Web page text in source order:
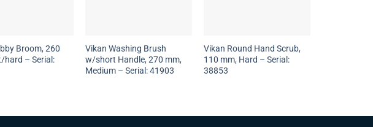
Broom, 260
hard – Serial:
Vikan Washing Brush
w/short Handle, 270 mm,
Medium – Serial: 41903
Vikan Round Hand Scrub,
110 mm, Hard – Serial:
38853